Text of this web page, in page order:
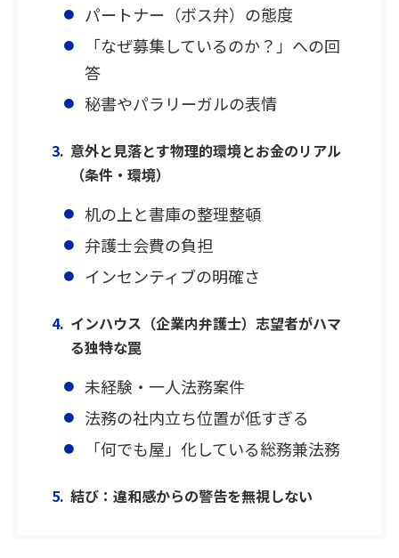
パートナー（ボス弁）の態度
「なぜ募集しているのか？」への回
答
秘書やパラリーガルの表情
意外と見落とす物理的環境とお金のリアル
（条件・環境）
机の上と書庫の整理整頓
弁護士会費の負担
インセンティブの明確さ
インハウス（企業内弁護士）志望者がハマ
る独特な罠
未経験・一人法務案件
法務の社内立ち位置が低すぎる
「何でも屋」化している総務兼法務
結び：違和感からの警告を無視しない